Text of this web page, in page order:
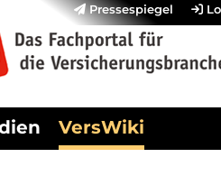
Pressespiegel
VersWiki